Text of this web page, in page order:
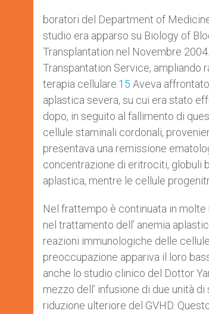
boratori del Department of
studio era apparso su Biology of
Transplantation nel Novembre
Transpantation Service, ampliando
terapia cellulare. 15 Aveva
aplastica severa, su cui era stato
dopo, in seguito al fallimento di
cellule staminali cordonali,
presentava una remissione
concentrazione di eritrociti, globuli
aplastica, mentre le cellule
Nel frattempo è continuata in
nel trattamento dell’ anemia
reazioni immunologiche delle
preoccupazione appariva il loro
anche lo studio clinico del Dottor
mezzo dell’ infusione di due unità
riduzione ulteriore del GVHD.